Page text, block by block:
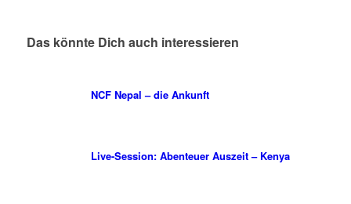
Das könnte Dich auch interessieren
NCF Nepal – die Ankunft
Live-Session: Abenteuer Auszeit – Kenya